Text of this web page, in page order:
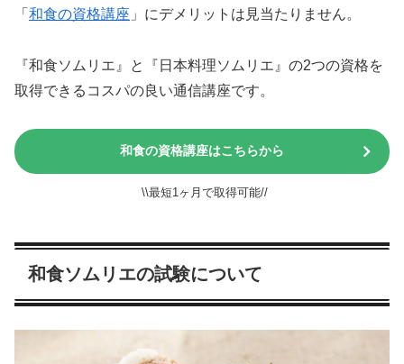
「 和食の資格講座 」にデメリットは見当たりません。
『和食ソムリエ』と『日本料理ソムリエ』の2つの資格を
取得できるコスパの良い通信講座です。
和食の資格講座はこちらから
\\最短1ヶ月で取得可能//
和食ソムリエの試験について